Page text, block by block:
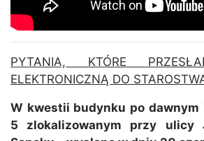
PYTANIA, KTÓRE
ELEKTRONICZNĄ DO
W kwestii budynku po dawnym
5 zlokalizowanym przy ulicy